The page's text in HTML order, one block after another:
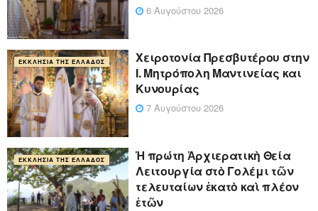
6 Αυγούστου 2026
ΕΚΚΛΗΣΊΑ ΤΗΣ ΕΛΛΆΔΟΣ
Xειροτονία Πρεσβυτέρου στην
Ι. Μητρόπολη Μαντινείας και
Κυνουρίας
7 Αυγούστου 2026
ΕΚΚΛΗΣΊΑ ΤΗΣ ΕΛΛΆΔΟΣ
Ἡ πρώτη Ἀρχιερατικὴ Θεία
Λειτουργία στὸ Γολέμι τῶν
τελευταίων ἑκατὸ καὶ πλέον
ἐτῶν